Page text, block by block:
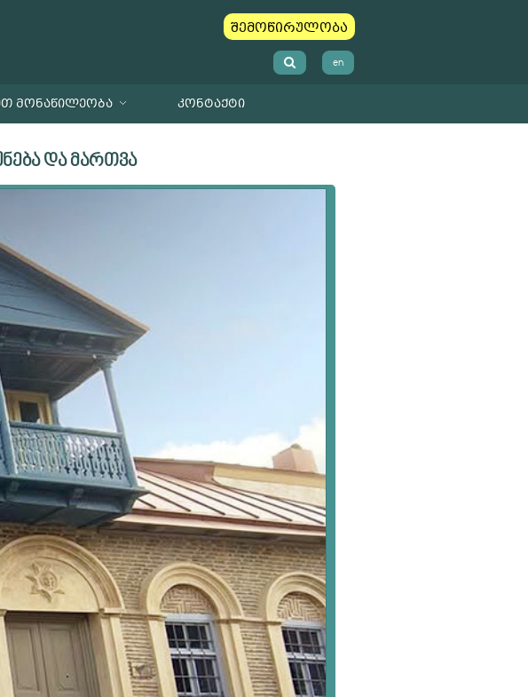
შემოწირულობა
en
ᲛᲝᲜᲐᲬᲘᲚᲔᲝᲑᲐ ᲙᲝᲜᲢᲐᲥᲢᲘ
და მართვა